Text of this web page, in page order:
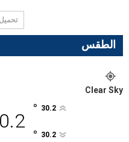
الطقس
Clear Sky
30.2
°
30.2
°